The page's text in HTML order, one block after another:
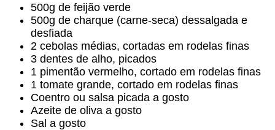
500g de feijão verde
500g de charque (carne-seca) dessalgada e
desfiada
2 cebolas médias, cortadas em rodelas finas
3 dentes de alho, picados
1 pimentão vermelho, cortado em rodelas finas
1 tomate grande, cortado em rodelas finas
Coentro ou salsa picada a gosto
Azeite de oliva a gosto
Sal a gosto